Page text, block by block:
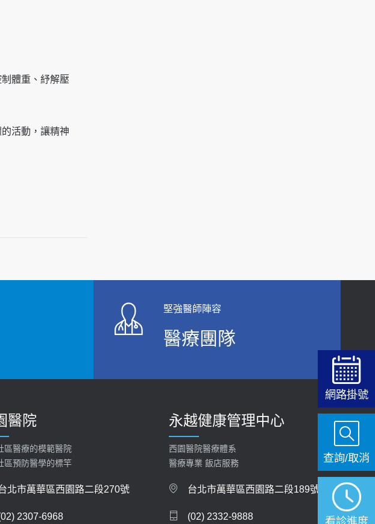
體重、紓解壓
活動，讓精神
全免費 沒做虧大了
2026-05-14
師點出8大前兆
2019-07-09
哪些動作最傷膝蓋？醫師：避免膝軟骨磨損，走
2020-09-24
114年【公費流感及新冠疫苗】門診預約
【預立醫療照護諮商】門診服務
堅強醫師陣容
醫療團隊
醫院
區醫療的模範醫院
區預防醫學的標竿
北市萬華區西園路二段270號
2307-6968
永越健康管理中心
西園醫院醫療體系
醫療專業 飯店服務
台北市萬華區西園路二段189號
(02) 2332-9888
網路掛號
看診進度
查詢/取消